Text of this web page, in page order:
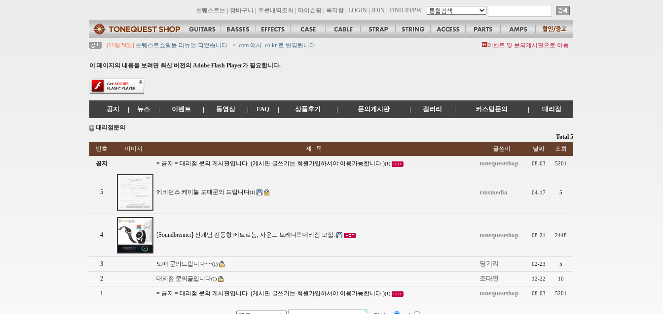
톤퀘스트는 장바구니 주문내역조회 마이쇼핑 쪽지함 LOGIN JOIN FIND ID/PW
[11월29일] 톤퀘스트쇼핑몰 리뉴얼 되었습니다. -> .com 에서 .co.kr 로 변경됩니다.
[11월29일][대리점 모집] Gretsch, Jackson 대리점 모집!! 그레치기타, 잭슨기타 한국 총판 톤퀘스트!!
[11월29일]
2021년 추석 영업 시간 & 배송 공지
이벤트 및 문의게시판으로 이동
이 페이지의 내용을 보려면 최신 버전의 Adobe Flash Player가 필요합니다.
공지 | 뉴스 | 이벤트 | 동영상 | FAQ | 상품후기 | 문의게시판 | 갤러리 | 커스텀문의 | 대리점
대리점문의
Total 5
번호
이미지 제 목 글쓴이 날짜 조회
공지 = 공지 = 대리점 문의 게시판입니다. (게시판 글쓰기는 회원가입하셔야 이용가능합니다.)(1) tonequestshop 08-03 5201
5 에비던스 케이블 도매문의 드립니다(1) rmsmedia 04-17 5
4 [Soundbrenner] 신개념 진동형 메트로놈, 사운드 브래너!! 대리점 모집. tonequestshop 08-21 2448
3 도매 문의드립니다~~(1) 딩기리 02-23 5
2 대리점 문의글입니다(1) 조대연 12-22 10
1 = 공지 = 대리점 문의 게시판입니다. (게시판 글쓰기는 회원가입하셔야 이용가능합니다.)(1) tonequestshop 08-03 5201